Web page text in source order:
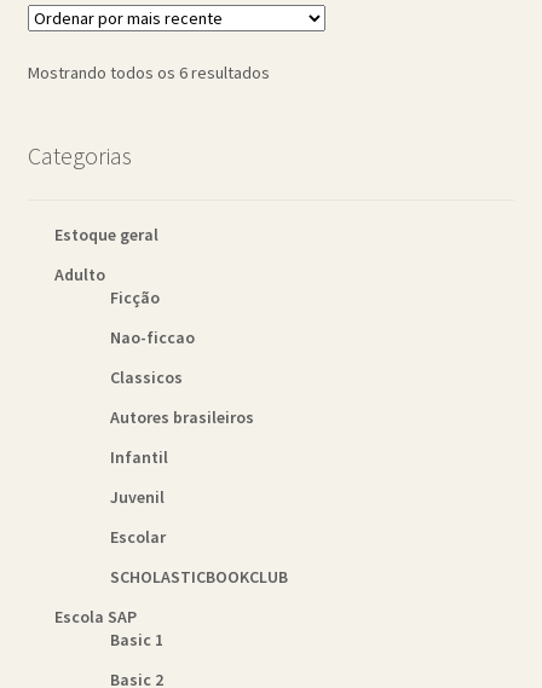
Mostrando todos os 6 resultadosClassificado
Categorias
Estoque geral
Adulto
Ficção
Nao-ficcao
Classicos
Autores brasileiros
Infantil
Juvenil
Escolar
SCHOLASTICBOOKCLUB
Escola SAP
Basic 1
Basic 2